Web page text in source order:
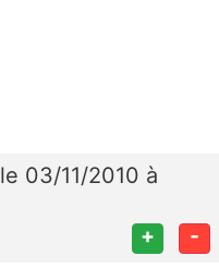
le 03/11/2010 à
+ -